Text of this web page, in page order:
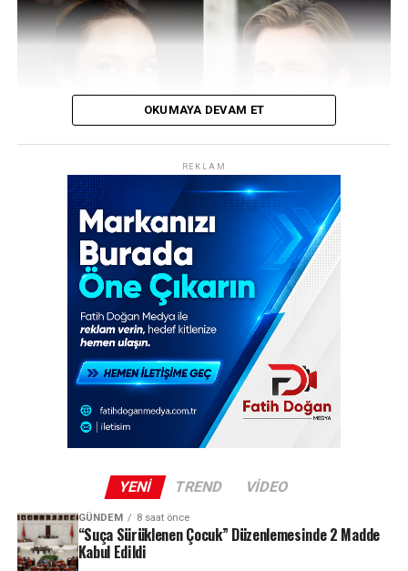
Hollywood’un en ünlü çiftlerinden Angelina Jolie ile
Brad Pitt’in yıllardır mahkemelik olduğu Fransız
şaraphanesi Château Miraval, Fransa’yı saran orman
yangınları nedeniyle büyük bir tehdit atlattı. Alevler
malikanenin yakınlarına kadar dayanırken, itfaiye
ekiplerinin yoğun müdahalesi yangının faciaya
dönüşmesini önledi.
Fransa’nın güneydoğusundaki Provence-Alpes-Côte
d’Azur bölgesinde yer alan ünlü malikane, son 20 yılın
en kötü orman yangını sezonunda adeta kuşatma
altında kaldı. Havadan çekilen fotoğraflarda, Château
Miraval’ın hemen yakınında yükselen yoğun dumanlar
gözler önüne serilirken, itfaiye ekipleri mülkü ve
çevredeki köyleri kurtarmak için yaklaşık bir hafta
boyunca aralıksız mücadele etti.
OKUMAYA DEVAM ET
REKLAM
YENI TREND VIDEO
GÜNDEM 8 saat önce
“Suça Sürüklenen Çocuk” Düzenlemesinde 2 Madde
Kabul Edildi